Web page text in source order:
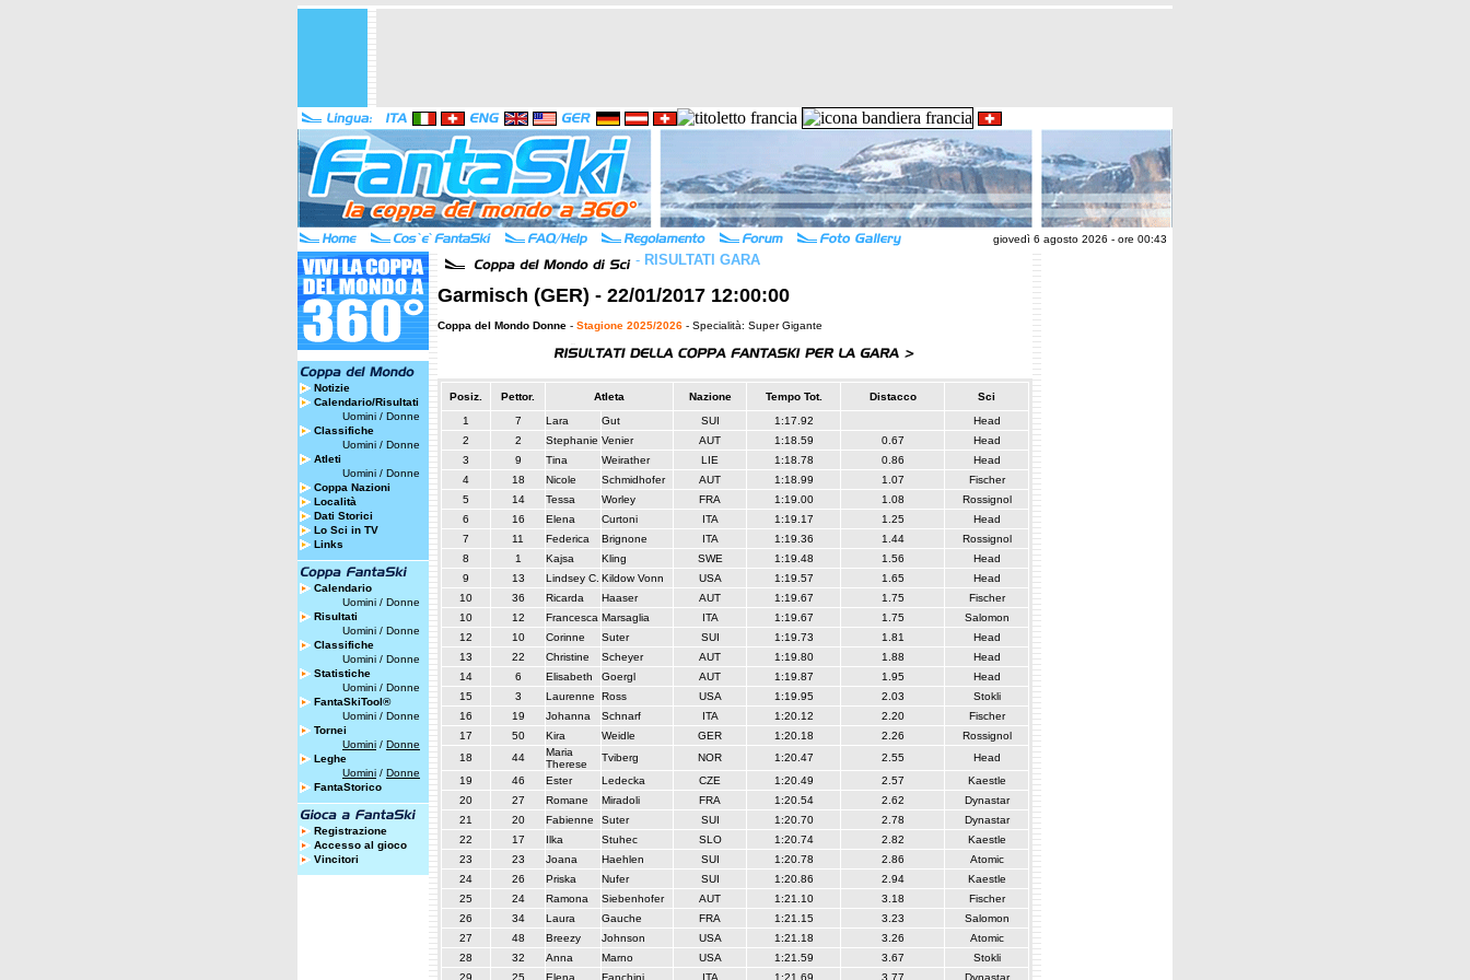
giovedì 6 agosto 2026 - ore 00:43
Notizie
Calendario/Risultati
Uomini / Donne
Classifiche
Uomini / Donne
Atleti
Uomini / Donne
Coppa Nazioni
Località
Dati Storici
Lo Sci in TV
Links
Calendario
Uomini / Donne
Risultati
Uomini / Donne
Classifiche
Uomini / Donne
Statistiche
Uomini / Donne
FantaSkiTool®
Uomini / Donne
Tornei
Uomini / Donne
Leghe
Uomini / Donne
FantaStorico
Registrazione
Accesso al gioco
Vincitori
- RISULTATI GARA
Garmisch (GER) - 22/01/2017 12:00:00
Coppa del Mondo Donne - Stagione 2025/2026 - Specialità: Super Gigante
Posiz. Pettor. Atleta Nazione Tempo Tot. Distacco
Sci
1
7 Lara Gut SUI 1:17.92
Head
2
2 Stephanie Venier AUT 1:18.59 0.67
Head
3
9 Tina Weirather LIE 1:18.78 0.86
Head
4
18 Nicole Schmidhofer AUT 1:18.99 1.07
Fischer
5
14 Tessa Worley FRA 1:19.00 1.08
Rossignol
6
16 Elena Curtoni ITA 1:19.17 1.25
Head
7
11 Federica Brignone ITA 1:19.36 1.44
Rossignol
8
1 Kajsa Kling SWE 1:19.48 1.56
Head
9
13 Lindsey C. Kildow Vonn USA 1:19.57 1.65
Head
10
36 Ricarda Haaser AUT 1:19.67 1.75
Fischer
10
12 Francesca Marsaglia ITA 1:19.67 1.75
Salomon
12
10 Corinne Suter SUI 1:19.73 1.81
Head
13
22 Christine Scheyer AUT 1:19.80 1.88
Head
14
6 Elisabeth Goergl AUT 1:19.87 1.95
Head
15
3 Laurenne Ross USA 1:19.95 2.03
Stokli
16
19 Johanna Schnarf ITA 1:20.12 2.20
Fischer
17
50 Kira Weidle GER 1:20.18 2.26
Rossignol
18
44
Maria
Therese
Tviberg NOR 1:20.47 2.55
Head
19
46 Ester Ledecka CZE 1:20.49 2.57
Kaestle
20
27 Romane Miradoli FRA 1:20.54 2.62
Dynastar
21
20 Fabienne Suter SUI 1:20.70 2.78
Dynastar
22
17 Ilka Stuhec SLO 1:20.74 2.82
Kaestle
23
23 Joana Haehlen SUI 1:20.78 2.86
Atomic
24
26 Priska Nufer SUI 1:20.86 2.94
Kaestle
25
24 Ramona Siebenhofer AUT 1:21.10 3.18
Fischer
26
34 Laura Gauche FRA 1:21.15 3.23
Salomon
27
48 Breezy Johnson USA 1:21.18 3.26
Atomic
28
32 Anna Marno USA 1:21.59 3.67
Stokli
29
25 Elena Fanchini ITA 1:21.69 3.77 Dynastar